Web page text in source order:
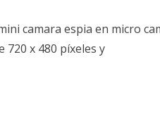
camara espia en micro
720 x 480 píxeles y